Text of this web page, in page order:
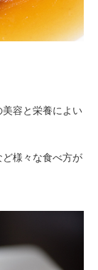
容と栄養によい
様々な食べ方が